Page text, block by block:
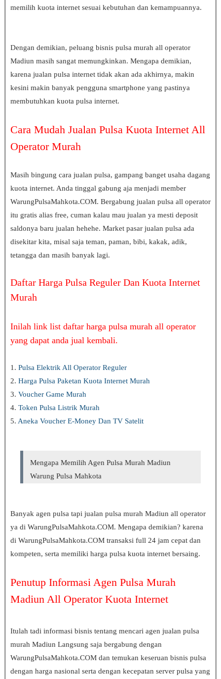
memilih kuota internet sesuai kebutuhan dan kemampuannya.
Dengan demikian, peluang bisnis pulsa murah all operator
Madiun masih sangat memungkinkan. Mengapa demikian,
karena jualan pulsa internet tidak akan ada akhirnya, makin
kesini makin banyak pengguna smartphone yang pastinya
membutuhkan kuota pulsa internet.
Cara Mudah Jualan Pulsa Kuota Internet All
Operator Murah
Masih bingung cara jualan pulsa, gampang banget usaha dagang
kuota internet. Anda tinggal gabung aja menjadi member
WarungPulsaMahkota.COM. Bergabung jualan pulsa all operator
itu gratis alias free, cuman kalau mau jualan ya mesti deposit
saldonya baru jualan hehehe. Market pasar jualan pulsa ada
disekitar kita, misal saja teman, paman, bibi, kakak, adik,
tetangga dan masih banyak lagi.
Daftar Harga Pulsa Reguler Dan Kuota Internet
Murah
Inilah link list daftar harga pulsa murah all operator
yang dapat anda jual kembali.
1. Pulsa Elektrik All Operator Reguler
2. Harga Pulsa Paketan Kuota Internet Murah
3. Voucher Game Murah
4. Token Pulsa Listrik Murah
5. Aneka Voucher E-Money Dan TV Satelit
Mengapa Memilih Agen Pulsa Murah Madiun
Warung Pulsa Mahkota
Banyak agen pulsa tapi jualan pulsa murah Madiun all operator
ya di WarungPulsaMahkota.COM. Mengapa demikian? karena
di WarungPulsaMahkota.COM transaksi full 24 jam cepat dan
kompeten, serta memiliki harga pulsa kuota internet bersaing.
Penutup Informasi Agen Pulsa Murah
Madiun All Operator Kuota Internet
Itulah tadi informasi bisnis tentang mencari agen jualan pulsa
murah Madiun Langsung saja bergabung dengan
WarungPulsaMahkota.COM dan temukan keseruan bisnis pulsa
dengan harga nasional serta dengan kecepatan server pulsa yang